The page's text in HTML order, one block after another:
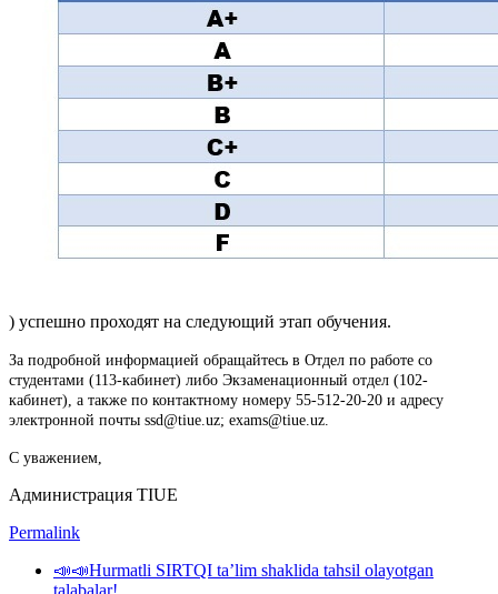
) успешно проходят на следующий этап обучения.
За подробной информацией обращайтесь в Отдел по работе со
студентами (113-кабинет) либо Экзаменационный отдел (102-
кабинет), а также по контактному номеру 55-512-20-20 и адресу
электронной почты ssd@tiue.uz; exams@tiue.uz.
С уважением,
Администрация TIUE
Permalink
📣📣Hurmatli SIRTQI taʼlim shaklida tahsil olayotgan